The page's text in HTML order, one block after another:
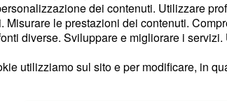
lo 0,3%.
Nell’area del
abbiamo anche
Centrodestra
dei contenuti. Utilizzare
le prestazioni dei contenuti.
diverse. Sviluppare e migliorare i
utilizziamo sul sito e per modificare, in